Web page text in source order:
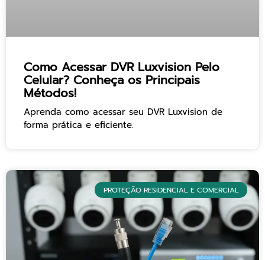
Como Acessar DVR Luxvision Pelo
Celular? Conheça os Principais
Métodos!
Aprenda como acessar seu DVR Luxvision de
forma prática e eficiente.
PROTEÇÃO RESIDENCIAL E COMERCIAL